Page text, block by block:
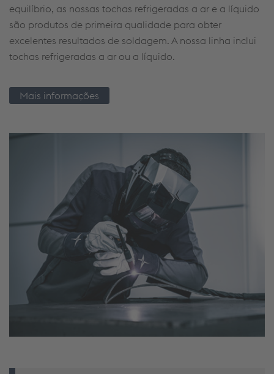
equilíbrio, as nossas tochas refrigeradas a ar e a líquido
são produtos de primeira qualidade para obter
excelentes resultados de soldagem. A nossa linha inclui
tochas refrigeradas a ar ou a líquido.
Mais informações